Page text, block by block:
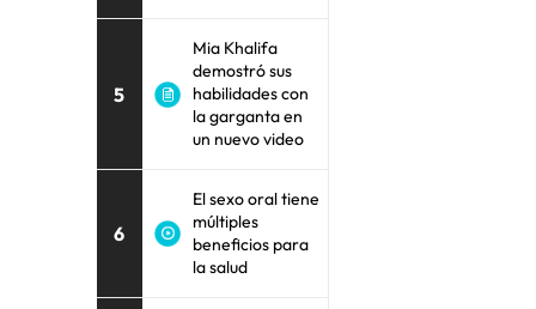
5
Mia Khalifa
demostró sus
habilidades con
la garganta en
un nuevo video
6
El sexo oral tiene
múltiples
beneficios para
la salud